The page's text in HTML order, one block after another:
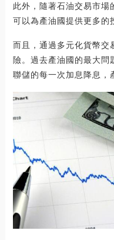
此外，隨著石油交易市場
可以為產油國提供更多的
而且，通過多元化貨幣交
險。過去產油國的最大問
聯儲的每一次加息降息，